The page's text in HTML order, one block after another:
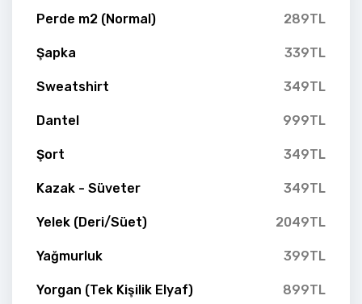
Perde m2 (Normal) 289TL
Şapka 339TL
Sweatshirt 349TL
Dantel 999TL
Şort 349TL
Kazak - Süveter 349TL
Yelek (Deri/Süet) 2049TL
Yağmurluk 399TL
Yorgan (Tek Kişilik Elyaf) 899TL